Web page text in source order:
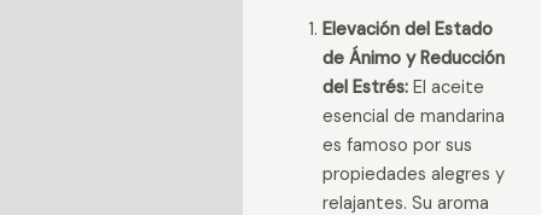
Elevación del Estado
de Ánimo y Reducción
del Estrés:El aceite
esencial de mandarina
es famoso por sus
propiedades alegres y
relajantes. Su aroma